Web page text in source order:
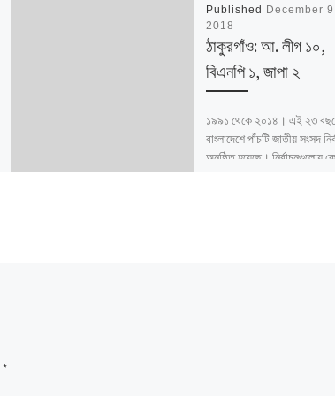
Published
December
2018
ঠাকুরগাঁও: আ. লীগ ১০,
বিএনপি ১, জাপা ২
১৯৯১ থেকে ২০১৪। এই ২৩
বাংলাদেশে পাঁচটি জাতীয় সংসদ
অনুষ্ঠিত হয়েছে। নির্বাচনগুলোয়
*